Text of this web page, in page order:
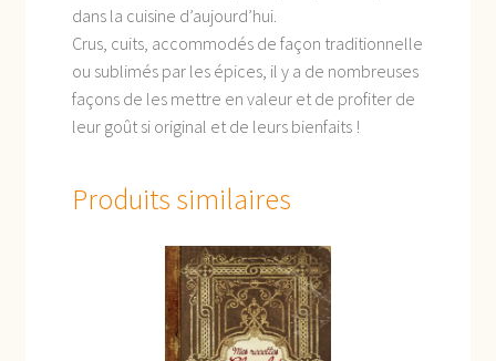
dans la cuisine d’aujourd’hui.
Crus, cuits, accommodés de façon traditionnelle
ou sublimés par les épices, il y a de nombreuses
façons de les mettre en valeur et de profiter de
leur goût si original et de leurs bienfaits !
Produits similaires